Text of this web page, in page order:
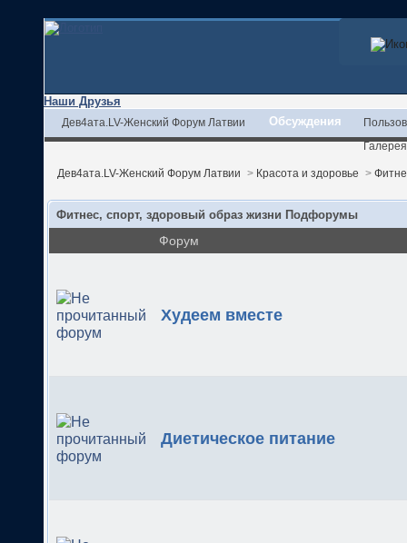
Наши Друзья
Дев4ата.LV-Женский Форум Латвии Обсуждения
Галерея
Дев4ата.LV-Женский Форум Латвии > Красота и здоровье >
Фитнес, спорт, здоровый образ жизни Подфорумы
Форум
Худеем вместе
Диетическое питание